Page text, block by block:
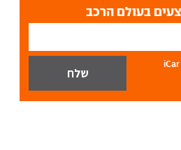
בעולם הרכב
של iCar